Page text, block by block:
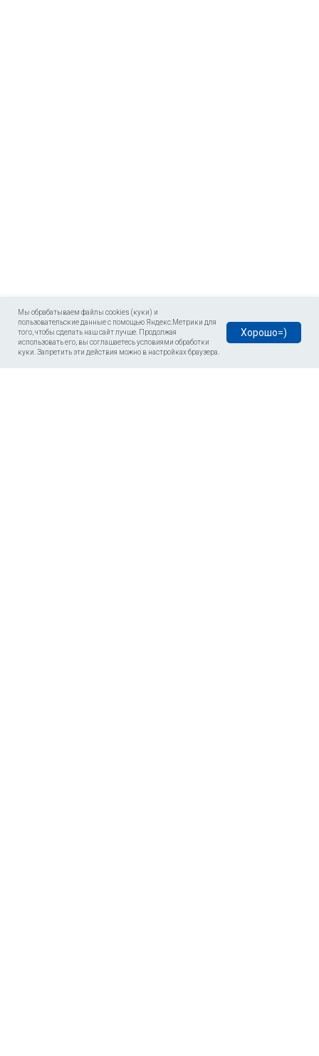
Мы обрабатываем файлы cookies (куки) и
пользовательские данные с помощью Яндекс.Метрики для
того, чтобы сделать наш сайт лучше. Продолжая
использовать его, вы соглашаетесь условиями обработки
куки. Запретить эти действия можно в настройках браузера.
Хорошо=)